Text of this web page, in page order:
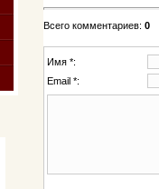
Всего комментариев: 0
Имя *:
Email *: